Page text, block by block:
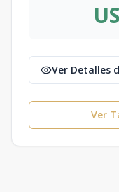
Ver Detalles
Ver